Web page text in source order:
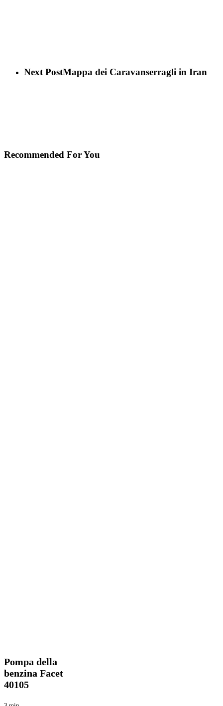
Next PostMappa dei Caravanserragli in Iran
Recommended For You
benzina
Facet
40105
Pompa della
benzina Facet
40105